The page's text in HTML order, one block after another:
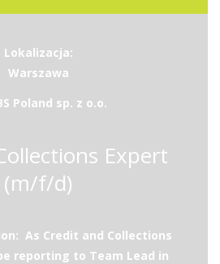
Lokalizacja:
Warszawa
Poland sp. z o.o.
Expert
(m/f/d)
As Credit and Collections
reporting to Team Lead in